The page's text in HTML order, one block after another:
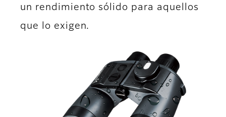
un rendimiento sólido para aquellos
que lo exigen.